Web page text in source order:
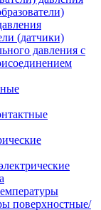
(датчики)
давления с
поверхностные/